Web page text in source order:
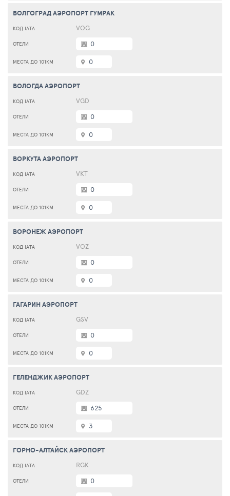
ВОЛГОГРАД АЭРОПОРТ ГУМРАК
VOG
0
0
ВОЛОГДА АЭРОПОРТ
VGD
0
0
ВОРКУТА АЭРОПОРТ
VKT
0
0
ВОРОНЕЖ АЭРОПОРТ
VOZ
0
0
ГАГАРИН АЭРОПОРТ
GSV
0
0
ГЕЛЕНДЖИК АЭРОПОРТ
GDZ
625
3
ГОРНО-АЛТАЙСК АЭРОПОРТ
RGK
0